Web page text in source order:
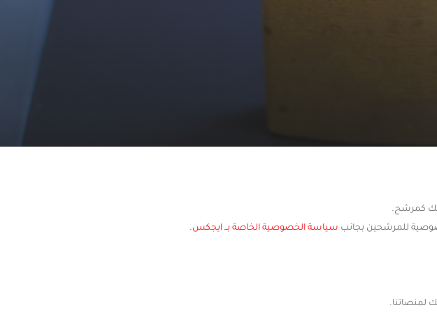
كمرشح.
للمرشحين بجانب سياسة الخصوصية الخاصة بــ ايجكس.
لمنصاتنا.